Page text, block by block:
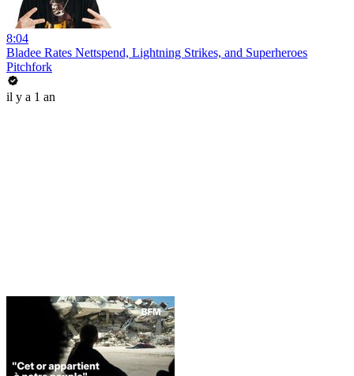
8:04
Bladee Rates Nettspend, Lightning Strikes, and Superheroes
Pitchfork
il y a 1 an